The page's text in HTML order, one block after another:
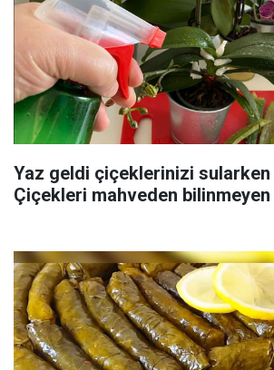
Yaz geldi çiçeklerinizi
Çiçekleri mahveden bilinmeyen